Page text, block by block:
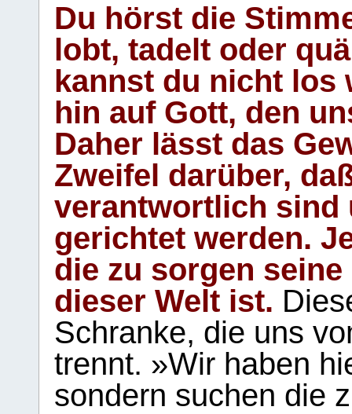
Du hörst die
lobt, tadelt oder
kannst du nicht los
hin auf Gott, den
Daher lässt das
Zweifel darüber,
verantwortlich sind
gerichtet werden.
die zu sorgen
dieser Welt ist.
Schranke, die uns
trennt. »Wir haben
sondern suchen die